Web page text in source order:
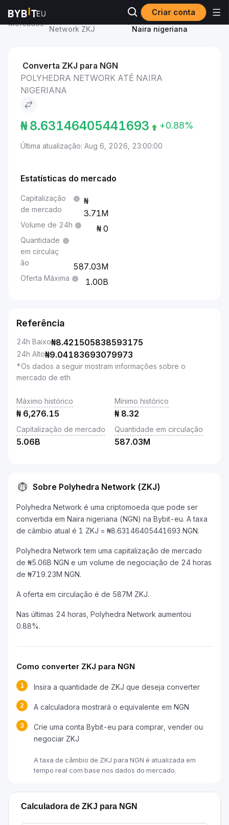
Criar conta
Mercados
Network ZKJ
Polyhedra Network to
Naira nigeriana
Converta ZKJ para NGN
POLYHEDRA NETWORK ATÉ NAIRA
NIGERIANA
₦8.63146405441693 +0.88%
Última atualização: Aug 6, 2026, 23:00:00
Estatísticas do mercado
Capitalização
de mercado
3.71M
Volume de 24h 0
Quantidade
em circulaç
ão
587.03M
Oferta Máxima 1.00B
Referência
24h Baixo₦8.421505838593175
24h Alto₦9.04183693079973
*Os dados a seguir mostram informações sobre o
mercado de eth
Máximo histórico
₦ 6,276.15
Mínimo histórico
₦ 8.32
Capitalização de mercado
5.06B
Quantidade em circulação
587.03M
Sobre Polyhedra Network (ZKJ)
Polyhedra Network é uma criptomoeda que pode ser
convertida em Naira nigeriana (NGN) na Bybit-eu. A taxa
de câmbio atual é 1 ZKJ = ₦8.63146405441693 NGN.
Polyhedra Network tem uma capitalização de mercado
de ₦5.06B NGN e um volume de negociação de 24 horas
de ₦719.23M NGN.
A oferta em circulação é de 587M ZKJ.
Nas últimas 24 horas, Polyhedra Network aumentou
0.88%.
Como converter ZKJ para NGN
1 Insira a quantidade de ZKJ que deseja converter
2 A calculadora mostrará o equivalente em NGN
3
Crie uma conta Bybit-eu para comprar, vender ou
negociar ZKJ
A taxa de câmbio de ZKJ para NGN é atualizada em
tempo real com base nos dados do mercado.
Calculadora de ZKJ para NGN